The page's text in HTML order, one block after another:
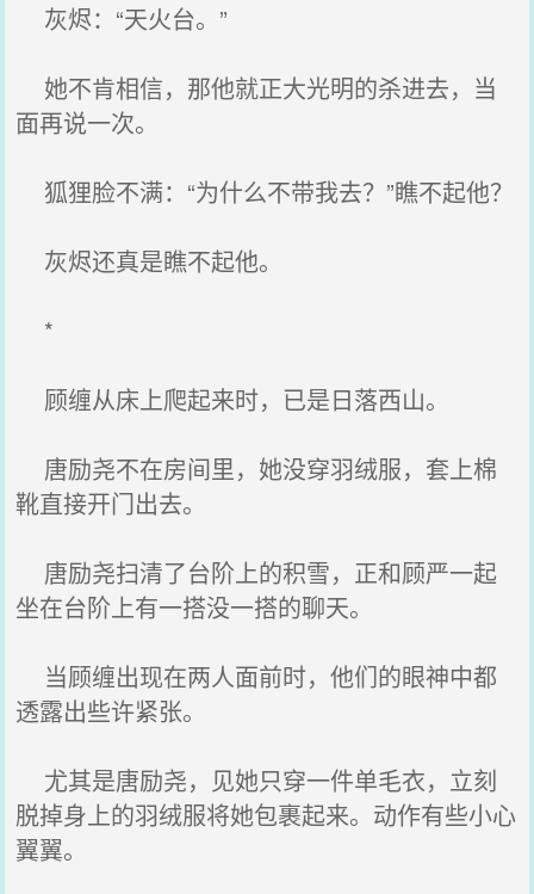
灰烬：“天火台。”
她不肯相信，那他就正大光明的杀进去，当
面再说一次。
狐狸脸不满：“为什么不带我去？”瞧不起他？
灰烬还真是瞧不起他。
*
顾缠从床上爬起来时，已是日落西山。
唐励尧不在房间里，她没穿羽绒服，套上棉
靴直接开门出去。
唐励尧扫清了台阶上的积雪，正和顾严一起
坐在台阶上有一搭没一搭的聊天。
当顾缠出现在两人面前时，他们的眼神中都
透露出些许紧张。
尤其是唐励尧，见她只穿一件单毛衣，立刻
脱掉身上的羽绒服将她包裹起来。动作有些小心
翼翼。